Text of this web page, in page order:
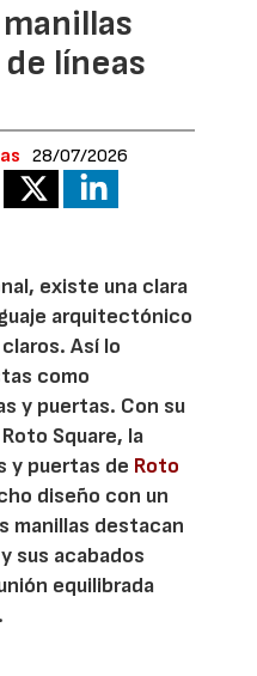
líneas
28/07/2026
existe una clara
arquitectónico
Así lo
como
y puertas. Con su
Square, la
y puertas de Roto
diseño con un
manillas destacan
sus acabados
equilibrada